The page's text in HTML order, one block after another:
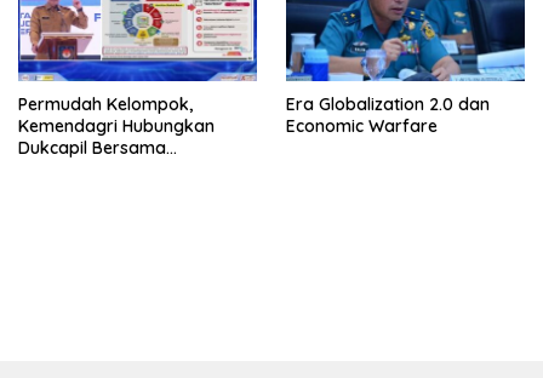
Permudah Kelompok,
Kemendagri Hubungkan
Dukcapil Bersama
Era Globalization 2.0 dan
Economic Warfare